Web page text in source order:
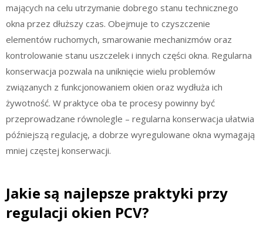
mających na celu utrzymanie dobrego stanu technicznego
okna przez dłuższy czas. Obejmuje to czyszczenie
elementów ruchomych, smarowanie mechanizmów oraz
kontrolowanie stanu uszczelek i innych części okna. Regularna
konserwacja pozwala na uniknięcie wielu problemów
związanych z funkcjonowaniem okien oraz wydłuża ich
żywotność. W praktyce oba te procesy powinny być
przeprowadzane równolegle – regularna konserwacja ułatwia
późniejszą regulację, a dobrze wyregulowane okna wymagają
mniej częstej konserwacji.
Jakie są najlepsze praktyki przy
regulacji okien PCV?